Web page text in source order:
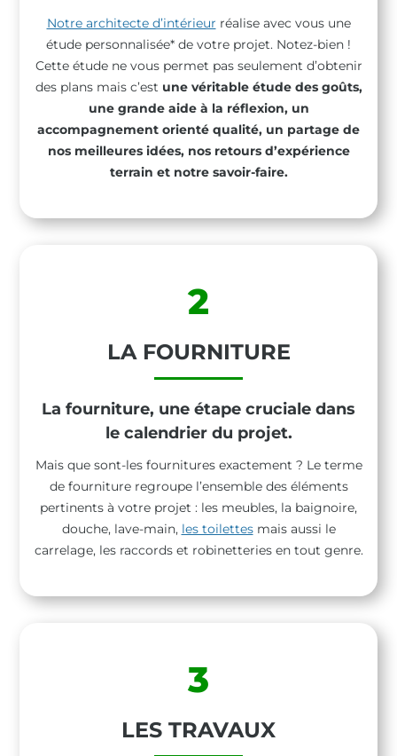
Notre architecte d’intérieur réalise avec vous une
étude personnalisée* de votre projet. Notez-bien !
Cette étude ne vous permet pas seulement d’obtenir
des plans mais c’est une véritable étude des goûts,
une grande aide à la réflexion, un
accompagnement orienté qualité, un partage de
nos meilleures idées, nos retours d’expérience
terrain et notre savoir-faire.
2
LA FOURNITURE
La fourniture, une étape cruciale dans
le calendrier du projet.
Mais que sont-les fournitures exactement ? Le terme
de fourniture regroupe l’ensemble des éléments
pertinents à votre projet : les meubles, la baignoire,
douche, lave-main, les toilettesmais aussi le
carrelage, les raccords et robinetteries en tout genre.
3
LES TRAVAUX